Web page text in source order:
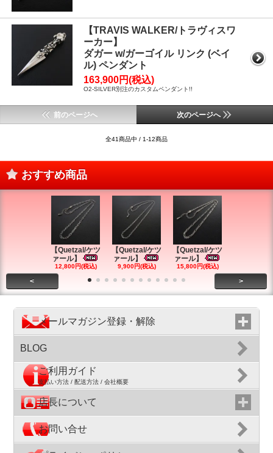
【TRAVIS WALKER/トラヴィスワ
ーカー】
ダガー w/ガーゴイル リンク (ベイ
ル) ペンダント
163,900円(税込)
O2-SILVER別注のカスタムペンダント!!
前のページへ 次のページへ
全41商品中 / 1-12商品
おすすめ商品
【Quetzal/ケツ
ァール】
12,800円(税込)
【Quetzal/ケツ
ァール】
9,900円(税込)
【Quetzal/ケツ
ァール】
15,800円(税込)
< >
メールマガジン登録・解除
BLOG
ご利用ガイド
支払い方法 / 配送方法 / 会社概要
店長について
お問い合せ